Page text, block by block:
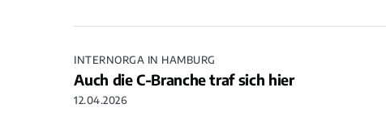
INTERNORGA IN HAMBURG
Auch die C-Branche traf sich hier
12.04.2026